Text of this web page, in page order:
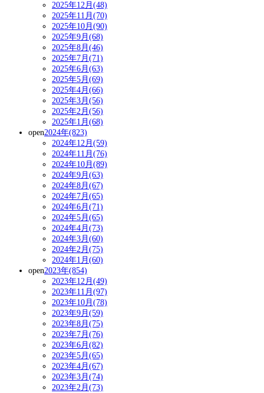
2025年12月(48)
2025年11月(70)
2025年10月(90)
2025年9月(68)
2025年8月(46)
2025年7月(71)
2025年6月(63)
2025年5月(69)
2025年4月(66)
2025年3月(56)
2025年2月(56)
2025年1月(68)
open2024年(823)
2024年12月(59)
2024年11月(76)
2024年10月(89)
2024年9月(63)
2024年8月(67)
2024年7月(65)
2024年6月(71)
2024年5月(65)
2024年4月(73)
2024年3月(60)
2024年2月(75)
2024年1月(60)
open2023年(854)
2023年12月(49)
2023年11月(97)
2023年10月(78)
2023年9月(59)
2023年8月(75)
2023年7月(76)
2023年6月(82)
2023年5月(65)
2023年4月(67)
2023年3月(74)
2023年2月(73)